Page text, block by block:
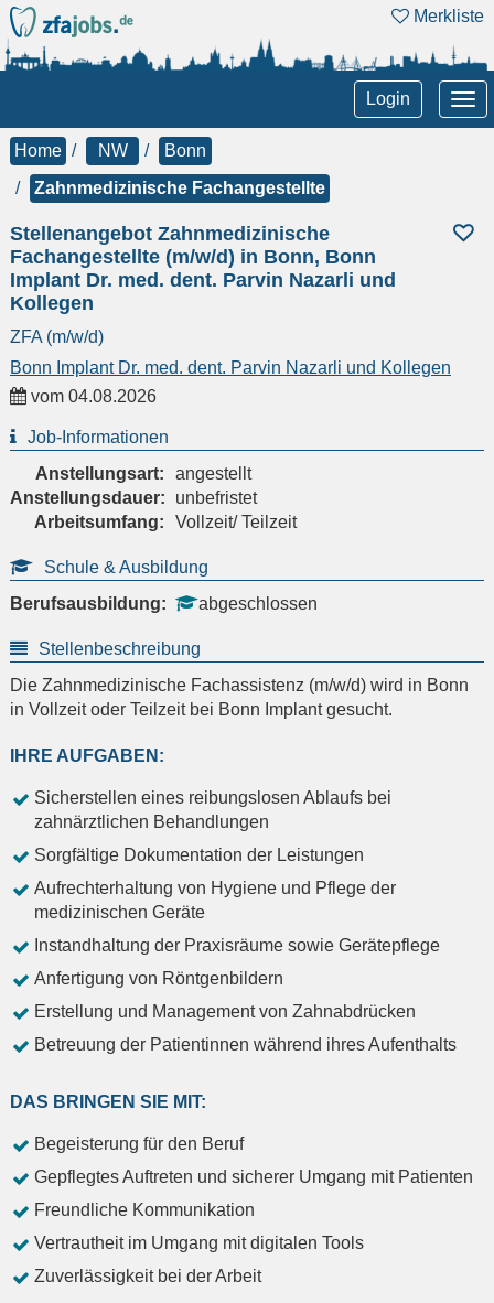
Merkliste
Login
Home NW
Bonn
Zahnmedizinische Fachangestellte
Stellenangebot Zahnmedizinische
Fachangestellte (m/w/d) in Bonn, Bonn
Implant Dr. med. dent. Parvin Nazarli und
Kollegen
ZFA (m/w/d)
Bonn Implant Dr. med. dent. Parvin Nazarli und Kollegen
vom 04.08.2026
Job-Informationen
Anstellungsart:
angestellt
Anstellungsdauer:
unbefristet
Arbeitsumfang:
Vollzeit/ Teilzeit
Schule & Ausbildung
Berufsausbildung:
abgeschlossen
Stellenbeschreibung
Die Zahnmedizinische Fachassistenz (m/w/d) wird in Bonn
in Vollzeit oder Teilzeit bei Bonn Implant gesucht.
IHRE AUFGABEN:
Sicherstellen eines reibungslosen Ablaufs bei
zahnärztlichen Behandlungen
Sorgfältige Dokumentation der Leistungen
Aufrechterhaltung von Hygiene und Pflege der
medizinischen Geräte
Instandhaltung der Praxisräume sowie Gerätepflege
Anfertigung von Röntgenbildern
Erstellung und Management von Zahnabdrücken
Betreuung der Patientinnen während ihres Aufenthalts
DAS BRINGEN SIE MIT:
Begeisterung für den Beruf
Gepflegtes Auftreten und sicherer Umgang mit Patienten
Freundliche Kommunikation
Vertrautheit im Umgang mit digitalen Tools
Zuverlässigkeit bei der Arbeit